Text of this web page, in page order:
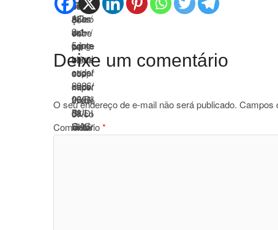
Deixe um comentário
O seu endereço de e-mail não será publicado. Campos
Comentário*